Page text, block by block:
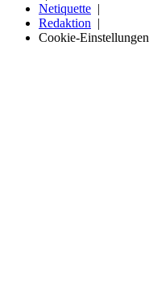
Netiquette
Redaktion
Cookie-Einstellungen